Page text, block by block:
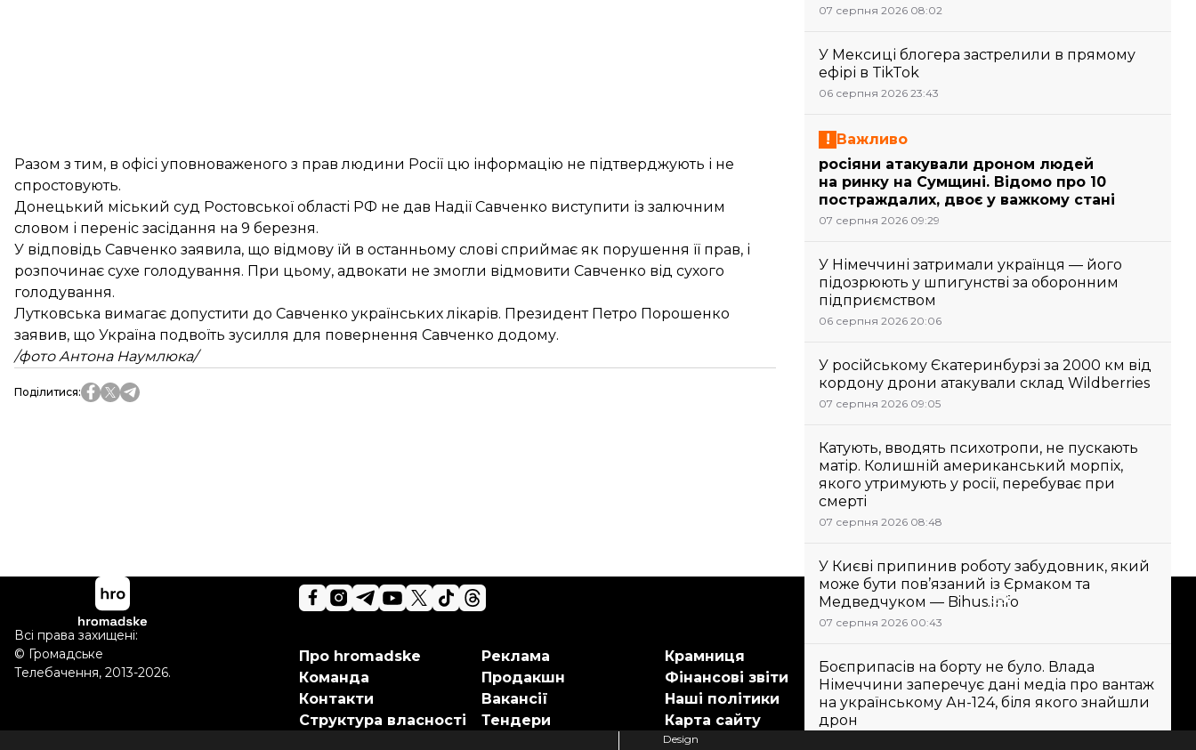
Разом з тим, в офісі уповноваженого з прав людини Росії цю інформацію не підтверджують і не
спростовують.
Донецький міський суд Ростовської області РФ не дав Надії Савченко виступити із залючним
словом і переніс засідання на 9 березня.
У відповідь Савченко заявила, що відмову їй в останньому слові сприймає як порушення її прав, і
розпочинає сухе голодування. При цьому, адвокати не змогли відмовити Савченко від сухого
голодування.
Лутковська вимагає допустити до Савченко українських лікарів. Президент Петро Порошенко
заявив, що Україна подвоїть зусилля для повернення Савченко додому.
/фото Антона Наумлюка/
Поділитися:
07 серпня 2026 08:02
У Мексиці блогера застрелили в прямому
ефірі в TikTok
06 серпня 2026 23:43
Важливо
росіяни атакували дроном людей
на ринку на Сумщині. Відомо про 10
постраждалих, двоє у важкому стані
07 серпня 2026 09:29
У Німеччині затримали українця — його
підозрюють у шпигунстві за оборонним
підприємством
06 серпня 2026 20:06
У російському Єкатеринбурзі за 2000 км від
кордону дрони атакували склад Wildberries
07 серпня 2026 09:05
Катують, вводять психотропи, не пускають
матір. Колишній американський морпіх,
якого утримують у росії, перебуває при
смерті
07 серпня 2026 08:48
У Києві припинив роботу забудовник, який
може бути пов’язаний із Єрмаком та
Медведчуком — Bihus.Info
07 серпня 2026 00:43
Боєприпасів на борту не було. Влада
Німеччини заперечує дані медіа про вантаж
на українському Ан-124, біля якого знайшли
дрон
Підтримати
Підтримай hromadske.
Ми працюємо для тебе та
завдяки тобі. Будь нашим
Про hromadske
Команда
Контакти
Структура власності
Реклама
Продакшн
Вакансії
Тендери
Крамниця
Фінансові звіти
Наші політики
Карта сайту
Всі права захищені:
© Громадське
Телебачення, 2013-2026.
Design